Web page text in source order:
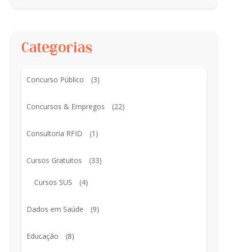
Categorias
Concurso Público (3)
Concursos & Empregos (22)
Consultoria RFID (1)
Cursos Gratuitos (33)
Cursos SUS (4)
Dados em Saúde (9)
Educação (8)